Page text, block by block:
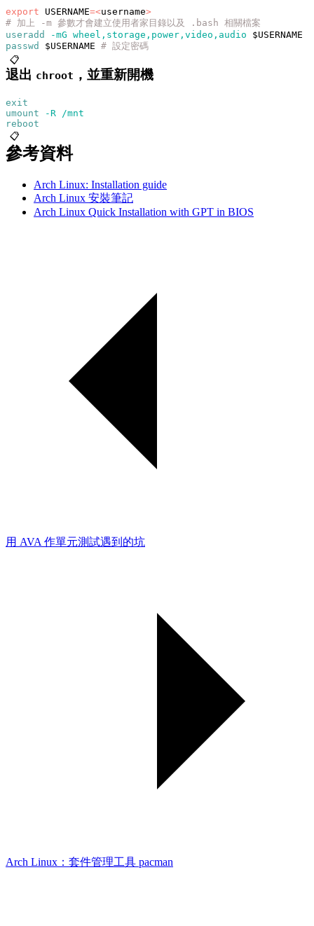
export USERNAME=<username>
# 加上 -m 參數才會建立使用者家目錄以及 .bash 相關檔案
useradd
-mG wheel,storage,power,video,audio $USERNAME
passwd
$USERNAME # 設定密碼
📋
退出 chroot ，並重新開機
exit
umount -R /mnt
reboot
📋
參考資料
Arch Linux: Installation guide
Arch Linux 安裝筆記
Arch Linux Quick Installation with GPT in BIOS
用 AVA 作單元測試遇到的坑
Arch Linux：套件管理工具 pacman